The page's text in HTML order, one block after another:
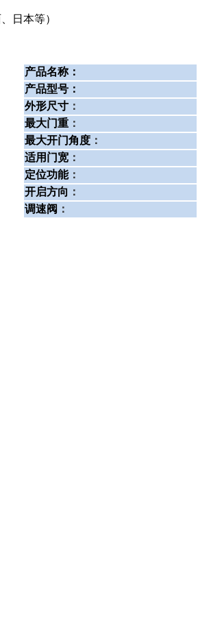
日本等）
产品名称：
产品型号：
外形尺寸 ：
最大门重 ：
最大开门角度 ：
适用门宽 ：
定位功能：
开启方向 ：
调速阀 ：